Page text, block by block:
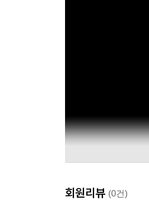
회원리뷰 (0건)